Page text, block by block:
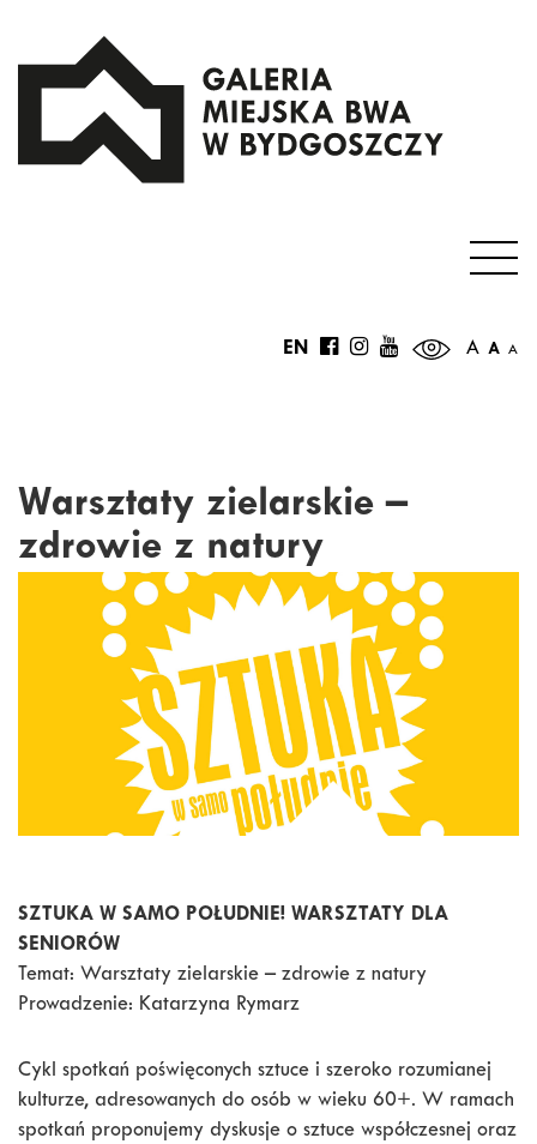
A A A
EN
Warsztaty zielarskie –
zdrowie z natury
SZTUKA W SAMO POŁUDNIE! WARSZTATY DLA
SENIORÓW
Temat: Warsztaty zielarskie – zdrowie z natury
Prowadzenie: Katarzyna Rymarz
Cykl spotkań poświęconych sztuce i szeroko rozumianej
kulturze, adresowanych do osób w wieku 60+. W ramach
spotkań proponujemy dyskusje o sztuce współczesnej oraz